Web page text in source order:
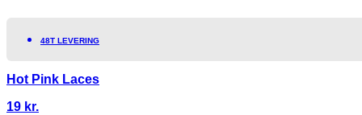
48T LEVERING
Hot Pink Laces
19 kr.